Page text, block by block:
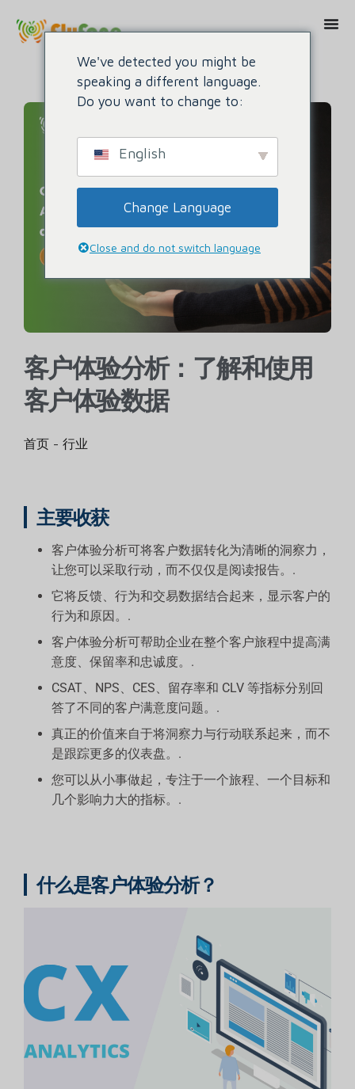
客户体验分析：了解和使用
客户体验数据
首页 - 行业
主要收获
客户体验分析可将客户数据转化为清晰的洞察力，
让您可以采取行动，而不仅仅是阅读报告。.
它将反馈、行为和交易数据结合起来，显示客户的
行为和原因。.
客户体验分析可帮助企业在整个客户旅程中提高满
意度、保留率和忠诚度。.
CSAT、NPS、CES、留存率和 CLV 等指标分别回
答了不同的客户满意度问题。.
真正的价值来自于将洞察力与行动联系起来，而不
是跟踪更多的仪表盘。.
您可以从小事做起，专注于一个旅程、一个目标和
几个影响力大的指标。.
什么是客户体验分析？
We've detected you might be
speaking a different language.
Do you want to change to:
English
Change Language
Close and do not switch language